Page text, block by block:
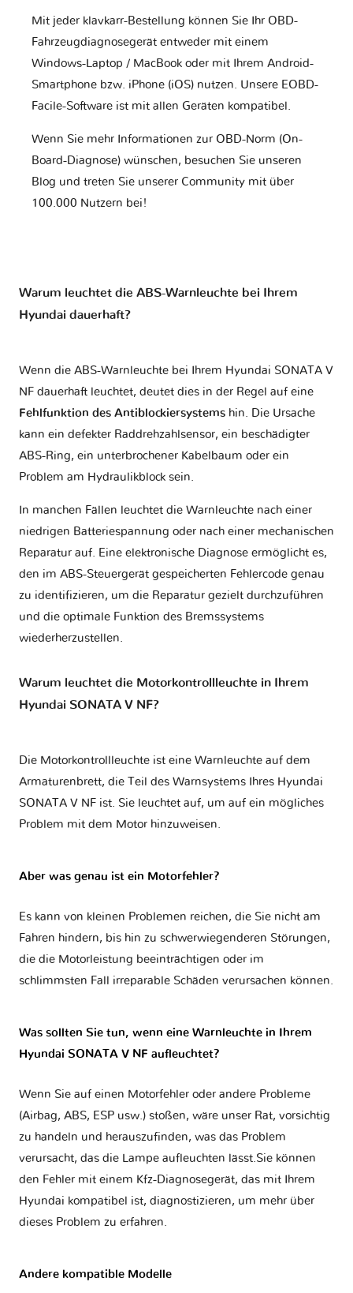
Mit jeder klavkarr-Bestellung können Sie Ihr OBD-
Fahrzeugdiagnosegerät entweder mit einem
Windows-Laptop / MacBook oder mit Ihrem Android-
Smartphone bzw. iPhone (iOS) nutzen. Unsere EOBD-
Facile-Software ist mit allen Geräten kompatibel.
Wenn Sie mehr Informationen zur OBD-Norm (On-
Board-Diagnose) wünschen, besuchen Sie unseren
Blog und treten Sie unserer Community mit über
100.000 Nutzern bei!
Warum leuchtet die ABS-Warnleuchte bei Ihrem
Hyundai dauerhaft?
Wenn die ABS-Warnleuchte bei Ihrem Hyundai SONATA V
NF dauerhaft leuchtet, deutet dies in der Regel auf eine
Fehlfunktion des Antiblockiersystems hin. Die Ursache
kann ein defekter Raddrehzahlsensor, ein beschädigter
ABS-Ring, ein unterbrochener Kabelbaum oder ein
Problem am Hydraulikblock sein.
In manchen Fällen leuchtet die Warnleuchte nach einer
niedrigen Batteriespannung oder nach einer mechanischen
Reparatur auf. Eine elektronische Diagnose ermöglicht es,
den im ABS-Steuergerät gespeicherten Fehlercode genau
zu identifizieren, um die Reparatur gezielt durchzuführen
und die optimale Funktion des Bremssystems
wiederherzustellen.
Warum leuchtet die Motorkontrollleuchte in Ihrem
Hyundai SONATA V NF?
Die Motorkontrollleuchte ist eine Warnleuchte auf dem
Armaturenbrett, die Teil des Warnsystems Ihres Hyundai
SONATA V NF ist. Sie leuchtet auf, um auf ein mögliches
Problem mit dem Motor hinzuweisen.
Aber was genau ist ein Motorfehler?
Es kann von kleinen Problemen reichen, die Sie nicht am
Fahren hindern, bis hin zu schwerwiegenderen Störungen,
die die Motorleistung beeinträchtigen oder im
schlimmsten Fall irreparable Schäden verursachen können.
Was sollten Sie tun, wenn eine Warnleuchte in Ihrem
Hyundai SONATA V NF aufleuchtet?
Wenn Sie auf einen Motorfehler oder andere Probleme
(Airbag, ABS, ESP usw.) stoßen, wäre unser Rat, vorsichtig
zu handeln und herauszufinden, was das Problem
verursacht, das die Lampe aufleuchten lässt.Sie können
den Fehler mit einem Kfz-Diagnosegerät, das mit Ihrem
Hyundai kompatibel ist, diagnostizieren, um mehr über
dieses Problem zu erfahren.
Andere kompatible Modelle